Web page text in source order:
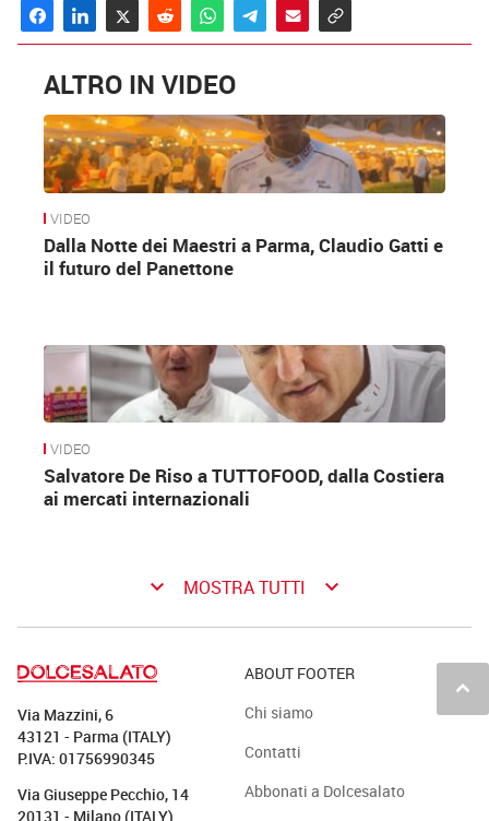
ALTRO IN VIDEO
VIDEO
Dalla Notte dei Maestri a Parma, Claudio Gatti e
il futuro del Panettone
VIDEO
Salvatore De Riso a TUTTOFOOD, dalla Costiera
ai mercati internazionali
keyboard_arrow_down MOSTRA TUTTI keyboard_arrow_down
keyboard_arrow_up
Via Mazzini, 6
43121 - Parma (ITALY)
P.IVA: 01756990345
Via Giuseppe Pecchio, 14
ABOUT FOOTER
Chi siamo
Contatti
Abbonati a Dolcesalato